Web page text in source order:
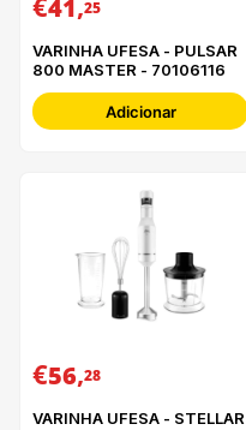
41 25
VARINHA UFESA - PULSAR
800 MASTER - 70106116
Adicionar
€56,28
VARINHA UFESA - STELLAR